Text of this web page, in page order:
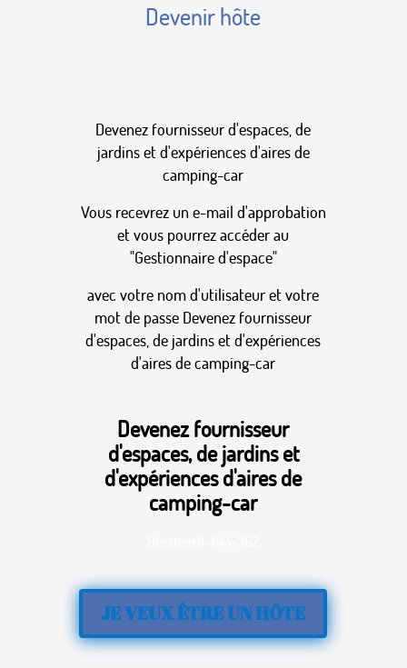
Devenir hôte
Devenez fournisseur d'espaces, de
jardins et d'expériences d'aires de
camping-car
Vous recevrez un e-mail d'approbation
et vous pourrez accéder au
"Gestionnaire d'espace"
avec votre nom d'utilisateur et votre
mot de passe Devenez fournisseur
d'espaces, de jardins et d'expériences
d'aires de camping-car
Devenez fournisseur
d'espaces, de jardins et
d'expériences d'aires de
camping-car
JE VEUX ÊTRE UN HÔTE